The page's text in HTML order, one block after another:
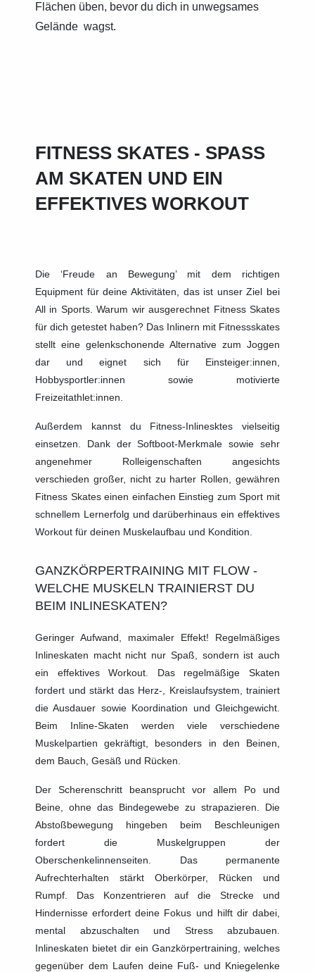
Flächen üben, bevor du dich in unwegsames
Gelände wagst.
FITNESS SKATES - SPASS A
M SKATEN UND EIN E
FFEKTIVES WORKOUT
Die ‘Freude an Bewegung’ mit dem richtigen
Equipment für deine Aktivitäten, das ist unser Ziel bei
All in Sports. Warum wir ausgerechnet Fitness Skates
für dich getestet haben? Das Inlinern mit Fitnessskates
stellt eine gelenkschonende Alternative zum Joggen
dar und eignet sich für Einsteiger:innen,
Hobbysportler:innen sowie motivierte
Freizeitathlet:innen.
Außerdem kannst du Fitness-Inlinesktes vielseitig
einsetzen. Dank der Softboot-Merkmale sowie sehr
angenehmer Rolleigenschaften angesichts
verschieden großer, nicht zu harter Rollen, gewähren
Fitness Skates einen einfachen Einstieg zum Sport mit
schnellem Lernerfolg und darüberhinaus ein effektives
Workout für deinen Muskelaufbau und Kondition.
GANZKÖRPERTRAINING MIT FLOW -
WELCHE MUSKELN TRAINIERST DU
BEIM INLINESKATEN?
Geringer Aufwand, maximaler Effekt! Regelmäßiges
Inlineskaten macht nicht nur Spaß, sondern ist auch
ein effektives Workout. Das regelmäßige Skaten
fordert und stärkt das Herz-, Kreislaufsystem, trainiert
die Ausdauer sowie Koordination und Gleichgewicht.
Beim Inline-Skaten werden viele verschiedene
Muskelpartien gekräftigt, besonders in den Beinen,
dem Bauch, Gesäß und Rücken.
Der Scherenschritt beansprucht vor allem Po und
Beine, ohne das Bindegewebe zu strapazieren. Die
Abstoßbewegung hingeben beim Beschleunigen
fordert die Muskelgruppen der
Oberschenkelinnenseiten. Das permanente
Aufrechterhalten stärkt Oberkörper, Rücken und
Rumpf. Das Konzentrieren auf die Strecke und
Hindernisse erfordert deine Fokus und hilft dir dabei,
mental abzuschalten und Stress abzubauen.
Inlineskaten bietet dir ein Ganzkörpertraining, welches
gegenüber dem Laufen deine Fuß- und Kniegelenke